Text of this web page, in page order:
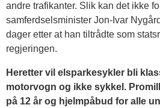
andre trafikanter. Slik kan det ikke
samferdselsminister Jon-Ivar
dager etter at han tiltrådte som
regjeringen.
Heretter vil elsparkesykler bli
motorvogn og ikke sykkel.
på 12 år og hjelmpåbud for alle